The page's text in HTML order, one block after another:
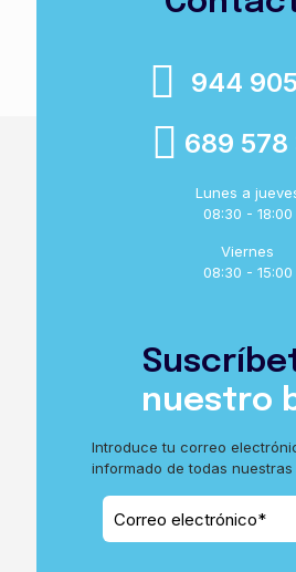
944
689 578
Lunes a
08:30 - 18:00
Viernes
08:30 - 15:00
nuestro
Introduce tu correo
informado de todas